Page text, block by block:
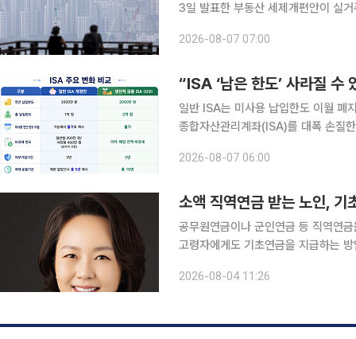
3일 발표한 부동산 세제개편안이 실
2026-08-07 07:00
“ISA ‘남은 한도’ 사라질 수
일반 ISA는 미사용 납입한도 이월 폐지….
종합자산관리계좌(ISA)를 대폭 손질
해주는 방안도 추진한다. 다만 기존
2026-08-07 06:00
소액 직역연금 받는 노인, 기
공무원연금이나 군인연금 등 직역연
고령자에게도 기초연금을 지급하는
수급자도 일정한 소득·재산 요건을
2026-08-04 11:26